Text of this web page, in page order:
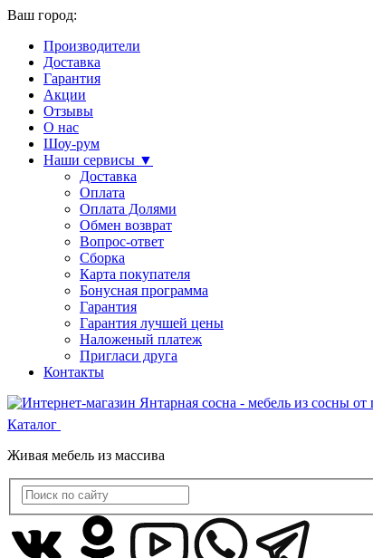
Ваш город:
Производители
Доставка
Гарантия
Акции
Отзывы
О нас
Шоу-рум
Наши сервисы ▼
Доставка
Оплата
Оплата Долями
Обмен возврат
Вопрос-ответ
Сборка
Карта покупателя
Бонусная программа
Гарантия
Гарантия лучшей цены
Наложеный платеж
Пригласи друга
Контакты
Каталог
Живая мебель из массива